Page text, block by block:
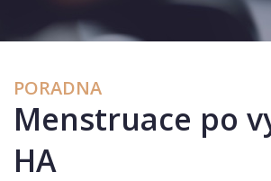
PORADNA
Menstruace po
HA